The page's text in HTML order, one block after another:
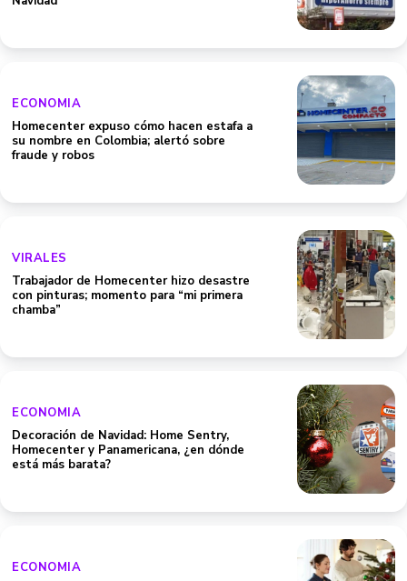
ECONOMIA
Homecenter expuso cómo hacen estafa a
su nombre en Colombia; alertó sobre
fraude y robos
VIRALES
Trabajador de Homecenter hizo desastre
con pinturas; momento para “mi primera
chamba”
ECONOMIA
Decoración de Navidad: Home Sentry,
Homecenter y Panamericana, ¿en dónde
está más barata?
ECONOMIA